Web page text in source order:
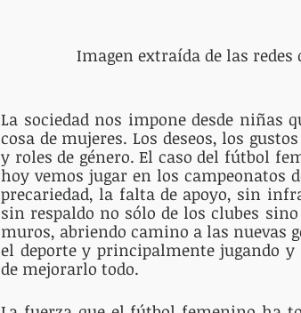
Imagen extraída de
La sociedad nos impone desde niñas
cosa de mujeres. Los deseos, los
y roles de género. El caso del fútbol
hoy vemos jugar en los
precariedad, la falta de apoyo, sin
sin respaldo no sólo de los clubes
muros, abriendo camino a las nuevas
el deporte y principalmente jugando
de mejorarlo todo.